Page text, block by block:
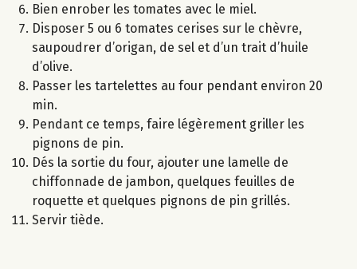
Bien enrober les tomates avec le miel.
Disposer 5 ou 6 tomates cerises sur le chèvre,
saupoudrer d’origan, de sel et d’un trait d’huile
d’olive.
Passer les tartelettes au four pendant environ 20
min.
Pendant ce temps, faire légèrement griller les
pignons de pin.
Dés la sortie du four, ajouter une lamelle de
chiffonnade de jambon, quelques feuilles de
roquette et quelques pignons de pin grillés.
Servir tiède.